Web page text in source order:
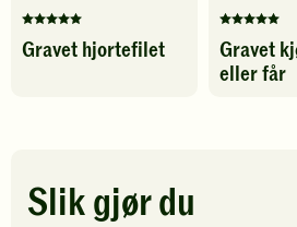
Denne
oppskriften
stjerner.
Klikk
Gravet hjortefilet
Denne
har
Gravet
eller får
Slik gjør du